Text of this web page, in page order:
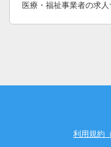
医療・福祉事業者の求
利用規約